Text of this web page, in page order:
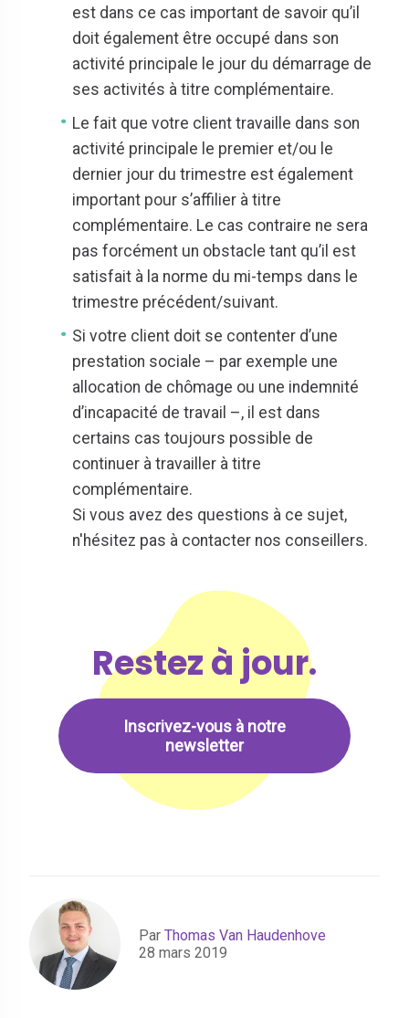
est dans ce cas important de savoir qu’il
doit également être occupé dans son
activité principale le jour du démarrage de
ses activités à titre complémentaire.
Le fait que votre client travaille dans son
activité principale le premier et/ou le
dernier jour du trimestre est également
important pour s’affilier à titre
complémentaire. Le cas contraire ne sera
pas forcément un obstacle tant qu’il est
satisfait à la norme du mi-temps dans le
trimestre précédent/suivant.
Si votre client doit se contenter d’une
prestation sociale – par exemple une
allocation de chômage ou une indemnité
d’incapacité de travail –, il est dans
certains cas toujours possible de
continuer à travailler à titre
complémentaire.
Si vous avez des questions à ce sujet,
n'hésitez pas à contacter nos conseillers.
Restez à jour.
Inscrivez-vous à notre
newsletter
Par Thomas Van Haudenhove
28 mars 2019